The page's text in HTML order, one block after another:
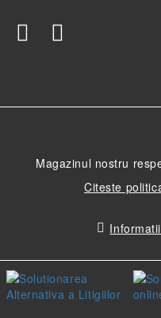
Magazinul nostru
Citeste